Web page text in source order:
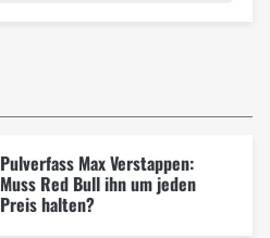
Pulverfass Max Verstappen:
Muss Red Bull ihn um jeden
Preis halten?